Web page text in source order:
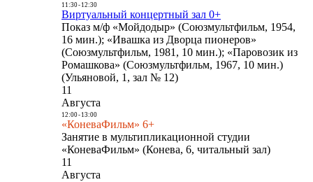
11:30- 12:30
Виртуальный концертный зал 0+
Показ м/ф «Мойдодыр» (Союзмультфильм, 1954,
16 мин.); «Ивашка из Дворца пионеров»
(Союзмультфильм, 1981, 10 мин.); «Паровозик из
Ромашкова» (Союзмультфильм, 1967, 10 мин.)
(Ульяновой, 1, зал № 12)
11
Августа
12:00- 13:00
«КоневаФильм» 6+
Занятие в мультипликационной студии
«КоневаФильм» (Конева, 6, читальный зал)
11
Августа